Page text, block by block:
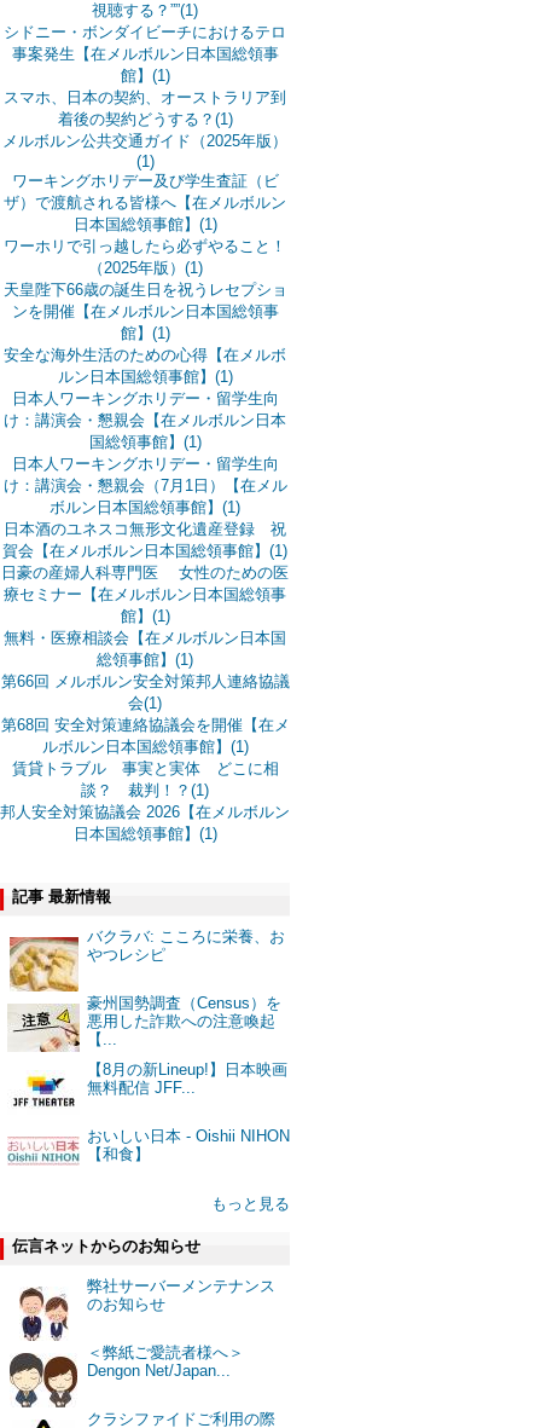
視聴する？””(1)
シドニー・ボンダイビーチにおけるテロ
事案発生【在メルボルン日本国総領事
館】(1)
スマホ、日本の契約、オーストラリア到
着後の契約どうする？(1)
メルボルン公共交通ガイド（2025年版）
(1)
ワーキングホリデー及び学生査証（ビ
ザ）で渡航される皆様へ【在メルボルン
日本国総領事館】(1)
ワーホリで引っ越したら必ずやること！
（2025年版）(1)
天皇陛下66歳の誕生日を祝うレセプショ
ンを開催【在メルボルン日本国総領事
館】(1)
安全な海外生活のための心得【在メルボ
ルン日本国総領事館】(1)
日本人ワーキングホリデー・留学生向
け：講演会・懇親会【在メルボルン日本
国総領事館】(1)
日本人ワーキングホリデー・留学生向
け：講演会・懇親会（7月1日）【在メル
ボルン日本国総領事館】(1)
日本酒のユネスコ無形文化遺産登録 祝
賀会【在メルボルン日本国総領事館】(1)
日豪の産婦人科専門医 女性のための医
療セミナー【在メルボルン日本国総領事
館】(1)
無料・医療相談会【在メルボルン日本国
総領事館】(1)
第66回 メルボルン安全対策邦人連絡協議
会(1)
第68回 安全対策連絡協議会を開催【在メ
ルボルン日本国総領事館】(1)
賃貸トラブル 事実と実体 どこに相
談？ 裁判！？(1)
邦人安全対策協議会 2026【在メルボルン
日本国総領事館】(1)
記事 最新情報
バクラバ: こころに栄養、お
やつレシピ
豪州国勢調査（Census）を
悪用した詐欺への注意喚起
【...
【8月の新Lineup!】日本映画
無料配信 JFF...
おいしい日本 - Oishii NIHON
【和食】
もっと見る
伝言ネットからのお知らせ
弊社サーバーメンテナンス
のお知らせ
＜弊紙ご愛読者様へ＞
Dengon Net/Japan...
クラシファイドご利用の際